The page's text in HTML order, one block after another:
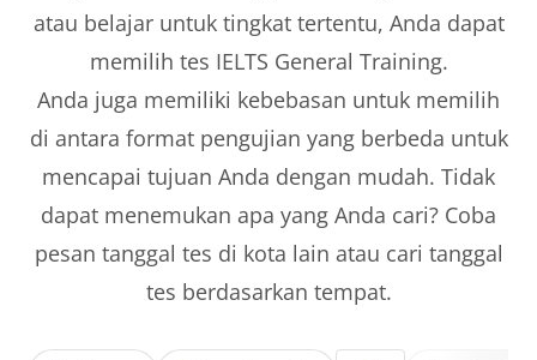
atau belajar untuk tingkat tertentu, Anda dapat
memilih tes IELTS General Training.
Anda juga memiliki kebebasan untuk memilih
di antara format pengujian yang berbeda untuk
mencapai tujuan Anda dengan mudah. Tidak
dapat menemukan apa yang Anda cari? Coba
pesan tanggal tes di kota lain atau cari tanggal
tes berdasarkan tempat.